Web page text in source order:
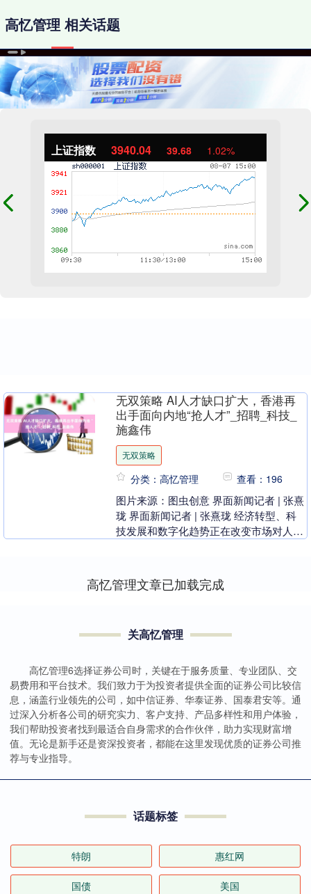
上证指数 3940.04 39.68 1.02%
高忆管理 相关话题
无双策略 AI人才缺口扩大，香港再
出手面向内地“抢人才”_招聘_科技_
施鑫伟
无双策略
分类：高忆管理 查看：196
图片来源：图虫创意 界面新闻记者 | 张熹
珑 界面新闻记者 | 张熹珑 经济转型、科
技发展和数字化趋势正在改变市场对人才
高忆管理文章已加载完成
关高忆管理
高忆管理6选择证券公司时，关键在于服务质量、专业团队、交
易费用和平台技术。我们致力于为投资者提供全面的证券公司比较信
息，涵盖行业领先的公司，如中信证券、华泰证券、国泰君安等。通
过深入分析各公司的研究实力、客户支持、产品多样性和用户体验，
我们帮助投资者找到最适合自身需求的合作伙伴，助力实现财富增
值。无论是新手还是资深投资者，都能在这里发现优质的证券公司推
荐与专业指导。
话题标签
特朗 惠红网
国债 美国